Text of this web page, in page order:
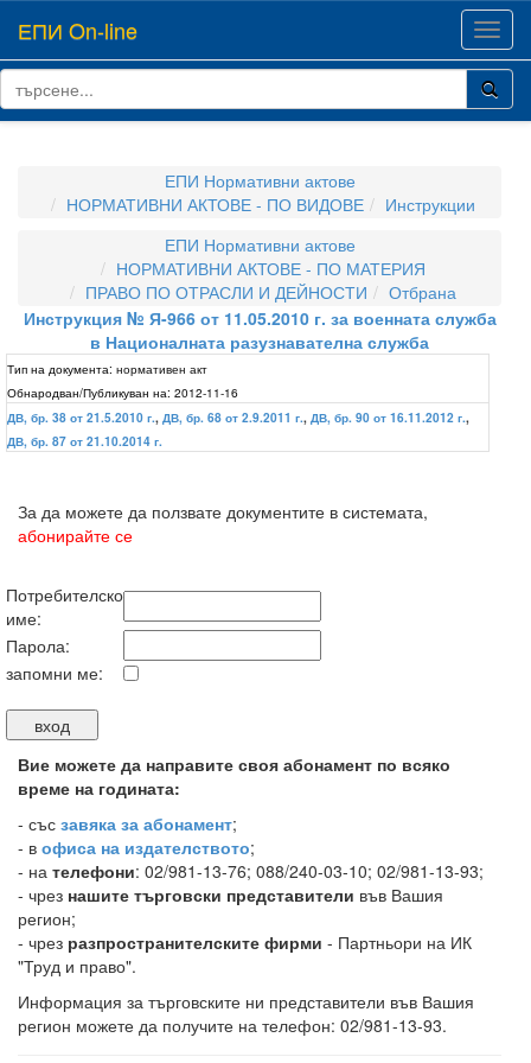
ЕПИ On-line
ЕПИ Нормативни актове
НОРМАТИВНИ АКТОВЕ - ПО ВИДОВЕ
Инструкции
ЕПИ Нормативни актове
НОРМАТИВНИ АКТОВЕ - ПО МАТЕРИЯ
ПРАВО ПО ОТРАСЛИ И ДЕЙНОСТИ
Отбрана
Инструкция № Я-966 от 11.05.2010 г. за военната служба
в Националната разузнавателна служба
Тип на документа: нормативен акт
Обнародван/Публикуван на: 2012-11-16
ДВ, бр. 38 от 21.5.2010 г., ДВ, бр. 68 от 2.9.2011 г., ДВ, бр. 90 от 16.11.2012 г.,
ДВ, бр. 87 от 21.10.2014 г.
За да можете да ползвате документите в системата,
абонирайте се
Потребителско
име:
Парола:
запомни ме:
Вие можете да направите своя абонамент по всяко
време на годината:
- със завяка за абонамент;
- в офиса на издателството;
- на телефони: 02/981-13-76; 088/240-03-10; 02/981-13-93;
- чрез нашите търговски представители във Вашия
регион;
- чрез разпространителските фирми - Партньори на ИК
"Труд и право".
Информация за търговските ни представители във Вашия
регион можете да получите на телефон: 02/981-13-93.